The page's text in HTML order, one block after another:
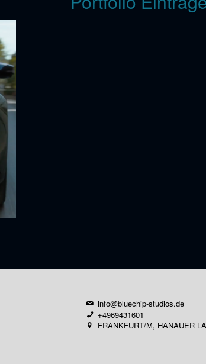
info@bluechip-studios.de
+4969431601
FRANKFURT/M, HANAUER